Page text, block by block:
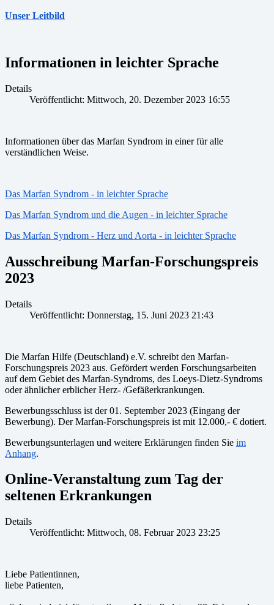
Unser Leitbild
Informationen in leichter Sprache
Details
Veröffentlicht: Mittwoch, 20. Dezember 2023 16:55
Informationen über das Marfan Syndrom in einer für alle
verständlichen Weise.
Das Marfan Syndrom - in leichter Sprache
Das Marfan Syndrom und die Augen - in leichter Sprache
Das Marfan Syndrom - Herz und Aorta - in leichter Sprache
Ausschreibung Marfan-Forschungspreis
2023
Details
Veröffentlicht: Donnerstag, 15. Juni 2023 21:43
Die Marfan Hilfe (Deutschland) e.V. schreibt den Marfan-
Forschungspreis 2023 aus. Gefördert werden Forschungsarbeiten
auf dem Gebiet des Marfan-Syndroms, des Loeys-Dietz-Syndroms
oder ähnlicher erblicher Herz- /Gefäßerkrankungen.
Bewerbungsschluss ist der 01. September 2023 (Eingang der
Bewerbung). Der Marfan-Forschungspreis ist mit 12.000,- € dotiert.
Bewerbungsunterlagen und weitere Erklärungen finden Sie im
Anhang.
Online-Veranstaltung zum Tag der
seltenen Erkrankungen
Details
Veröffentlicht: Mittwoch, 08. Februar 2023 23:25
Liebe Patientinnen,
liebe Patienten,